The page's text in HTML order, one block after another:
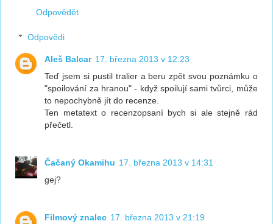
Odpovědět
Odpovědi
Aleš Balcar 17. března 2013 v 12:23
Teď jsem si pustil tralier a beru zpět svou poznámku o
"spoilování za hranou" - když spoilují sami tvůrci, může
to nepochybně jít do recenze.
Ten metatext o recenzopsaní bych si ale stejně rád
přečetl.
Čačaný Okamihu 17. března 2013 v 14:31
gej?
Filmový znalec 17. března 2013 v 21:19